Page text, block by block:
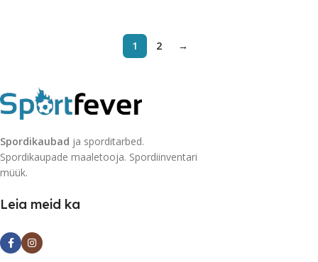
1 2 →
Spordikaubad ja sporditarbed.
Spordikaupade maaletooja. Spordiinventari
müük.
Leia meid ka